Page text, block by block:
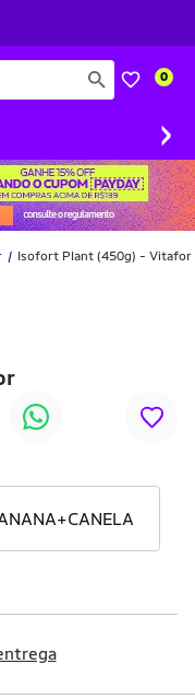
0
›
Isofort Plant (450g) - Vitafor